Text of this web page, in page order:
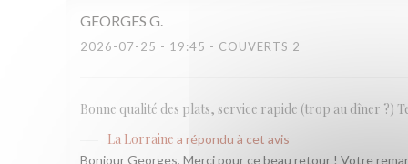
GEORGES G
2026-07-25 - 19:45 - COUVERTS 2
Bonne qualité des plats, service rapide (trop au dîner ?)
La Lorraine a répondu à cet avis
Bonjour Georges, Merci pour ce beau retour ! Votre